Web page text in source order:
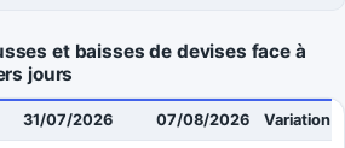
et baisses de devises face à
jours
31/07/2026 07/08/2026 Variation